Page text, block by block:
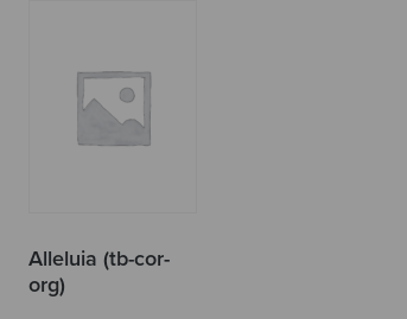
Alleluia (tb-cor-
org)